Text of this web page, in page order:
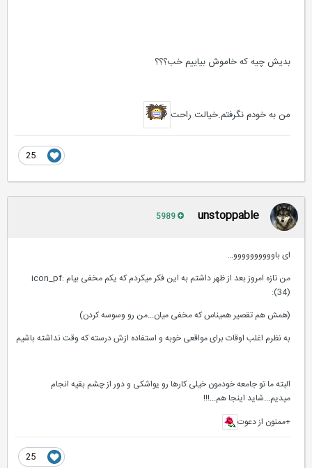
بدیش چیه که خاموش بیاییم خب؟؟؟
من به خودم نگرفتم.خیالت راحت
unstoppable
ای باوووووووووو...
من تازه امروز بعد از ظهر داشتم به این فکر میکردم که یکم مخفی بیام :icon_pf
(34):
(همش هم تقصیر همیناس که مخفی میان...من رو وسوسه کردن)
به نظرم اغلب اوقات برای مواقعی خوبه و استفاده ازش درسته که وقت نداشته باشیم
البته ما تو جامعه خودمون خیلی کارها رو یواشکی و دور از چشم بقیه انجام
میدیم...شاید اینجا هم...!!!
+ممنون از دعوت